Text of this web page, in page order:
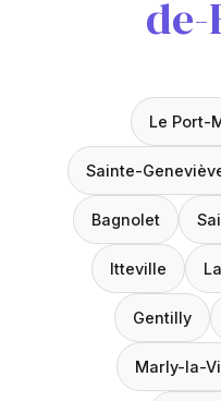
de-
Le Port-
Sainte-
Bagnolet
Itteville
Gentilly
Marly-la-